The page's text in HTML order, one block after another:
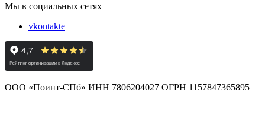
Мы в социальных сетях
vkontakte
ООО «Поинт-СПб» ИНН 7806204027 ОГРН 1157847365895